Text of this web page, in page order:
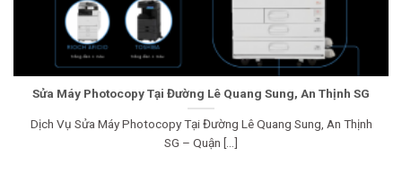
Sửa Máy Photocopy Tại Đường Lê Quang Sung, An Thịnh SG
Dịch Vụ Sửa Máy Photocopy Tại Đường Lê Quang Sung, An Thịnh
SG – Quận [...]